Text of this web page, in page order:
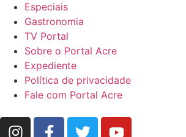
Especiais
Gastronomia
TV Portal
Sobre o Portal Acre
Expediente
Política de privacidade
Fale com Portal Acre